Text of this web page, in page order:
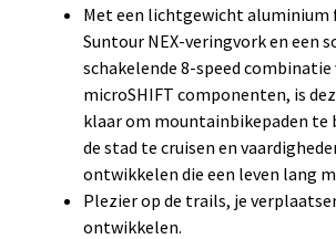
Met een lichtgewicht aluminium
Suntour NEX-veringvork en een
schakelende 8-speed combinatie
microSHIFT componenten, is
klaar om mountainbikepaden te
de stad te cruisen en
ontwikkelen die een leven lang
Plezier op de trails, je
ontwikkelen.